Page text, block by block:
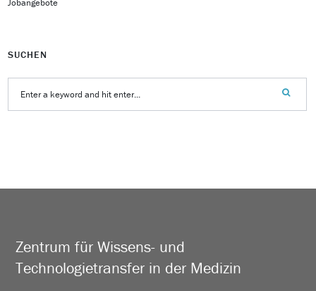
Jobangebote
SUCHEN
Zentrum für Wissens- und
Technologietransfer in der Medizin